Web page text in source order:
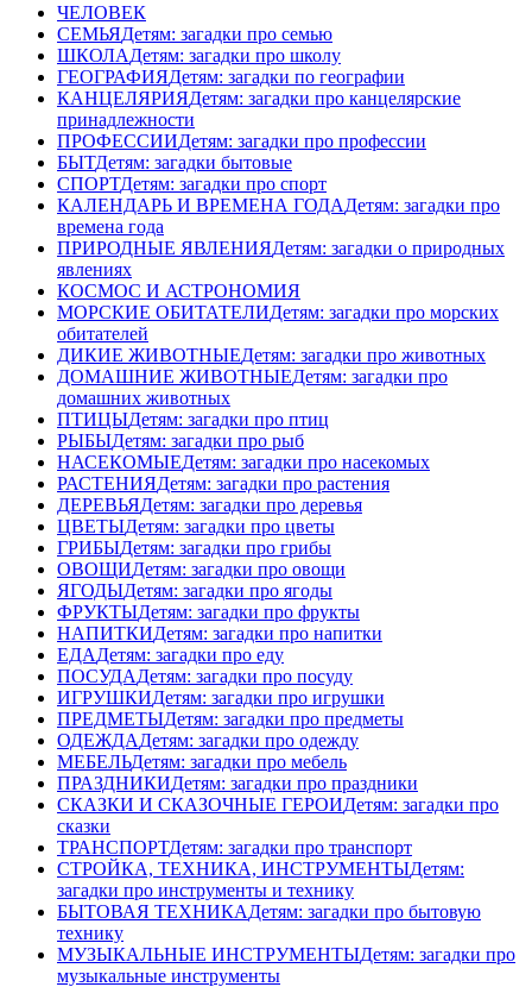
ЧЕЛОВЕК
СЕМЬЯДетям: загадки про семью
ШКОЛАДетям: загадки про школу
ГЕОГРАФИЯДетям: загадки по географии
КАНЦЕЛЯРИЯДетям: загадки про канцелярские
принадлежности
ПРОФЕССИИДетям: загадки про профессии
БЫТДетям: загадки бытовые
СПОРТДетям: загадки про спорт
КАЛЕНДАРЬ И ВРЕМЕНА ГОДАДетям: загадки про
времена года
ПРИРОДНЫЕ ЯВЛЕНИЯДетям: загадки о природных
явлениях
КОСМОС И АСТРОНОМИЯ
МОРСКИЕ ОБИТАТЕЛИДетям: загадки про морских
обитателей
ДИКИЕ ЖИВОТНЫЕДетям: загадки про животных
ДОМАШНИЕ ЖИВОТНЫЕДетям: загадки про
домашних животных
ПТИЦЫДетям: загадки про птиц
РЫБЫДетям: загадки про рыб
НАСЕКОМЫЕДетям: загадки про насекомых
РАСТЕНИЯДетям: загадки про растения
ДЕРЕВЬЯДетям: загадки про деревья
ЦВЕТЫДетям: загадки про цветы
ГРИБЫДетям: загадки про грибы
ОВОЩИДетям: загадки про овощи
ЯГОДЫДетям: загадки про ягоды
ФРУКТЫДетям: загадки про фрукты
НАПИТКИДетям: загадки про напитки
ЕДАДетям: загадки про еду
ПОСУДАДетям: загадки про посуду
ИГРУШКИДетям: загадки про игрушки
ПРЕДМЕТЫДетям: загадки про предметы
ОДЕЖДАДетям: загадки про одежду
МЕБЕЛЬДетям: загадки про мебель
ПРАЗДНИКИДетям: загадки про праздники
СКАЗКИ И СКАЗОЧНЫЕ ГЕРОИДетям: загадки про
сказки
ТРАНСПОРТДетям: загадки про транспорт
СТРОЙКА, ТЕХНИКА, ИНСТРУМЕНТЫДетям:
загадки про инструменты и технику
БЫТОВАЯ ТЕХНИКАДетям: загадки про бытовую
технику
МУЗЫКАЛЬНЫЕ ИНСТРУМЕНТЫДетям: загадки про
музыкальные инструменты